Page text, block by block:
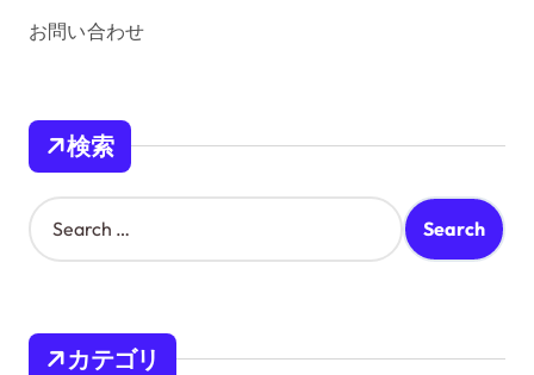
t
n
お問い合わせ
検索
S
e
h
カテゴリ